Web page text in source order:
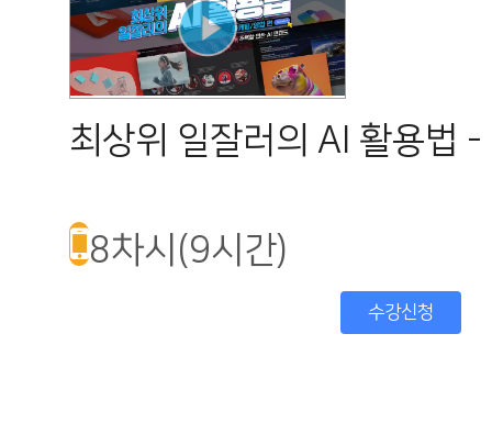
최상위 일잘러의 AI 활용법
8차시(9시간)
수강신청